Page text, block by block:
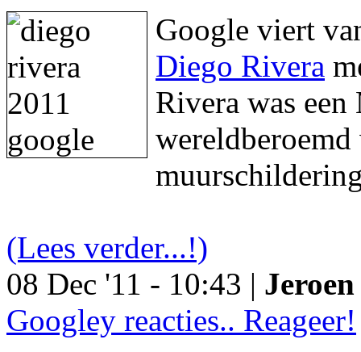
Google viert
Diego Rivera
Rivera was een
(Lees verder...!)
08 Dec '11 - 10:43 |
Googley reacties.. Reageer!